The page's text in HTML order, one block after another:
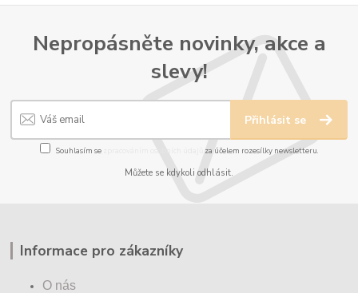
Nepropásněte novinky, akce a
slevy!
Přihlásit se
Souhlasím se za účelem rozesílky newsletteru.
Můžete se kdykoli odhlásit.
Informace pro zákazníky
O nás